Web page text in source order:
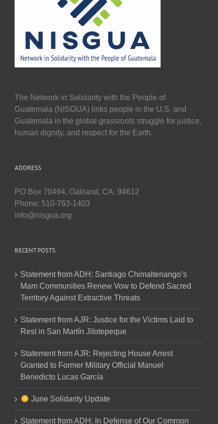
The Network in Solidarity with the People of
Guatemala (NISGUA) links people in the U.S. and
Guatemala in the global grassroots struggle for justice,
human dignity, and respect for the Earth.
ADDRESS
PO Box 70494, Oakland, CA, 94612
Phone: 510-763-1403
info@nisgua.org
RECENT POSTS
Statement from ADH: Santiago Chimaltenango’s
Mam Communities Renew Vow to Defend Sacred
Territory Against Extractive Threats
Statement from AJR: Justice for the Victims Laid to
Rest in San Martín Jilotepeque
Statement from AJR: Rejecting House Arrest
Granted to Former Military Official Manuel
Benedicto Lucas García
June Solidarity Update
Statement from ADH: In Defense of Our Common